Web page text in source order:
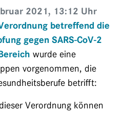
2021, 13:12 Uhr
betreffend die
gegen SARS-CoV-2
wurde eine
vorgenommen, die
betrifft:
Verordnung können